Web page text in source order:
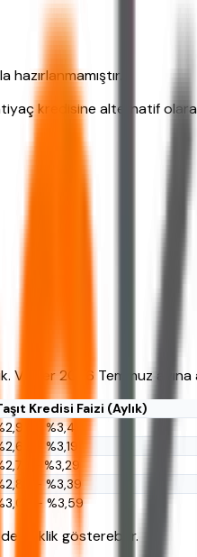
kredisine alternatif
Veriler 2026 Temmuz
Kredisi Faizi (Aylık)
- %3,49
- %3,19
- %3,29
- %3,39
- %3,59
gösterebilir.